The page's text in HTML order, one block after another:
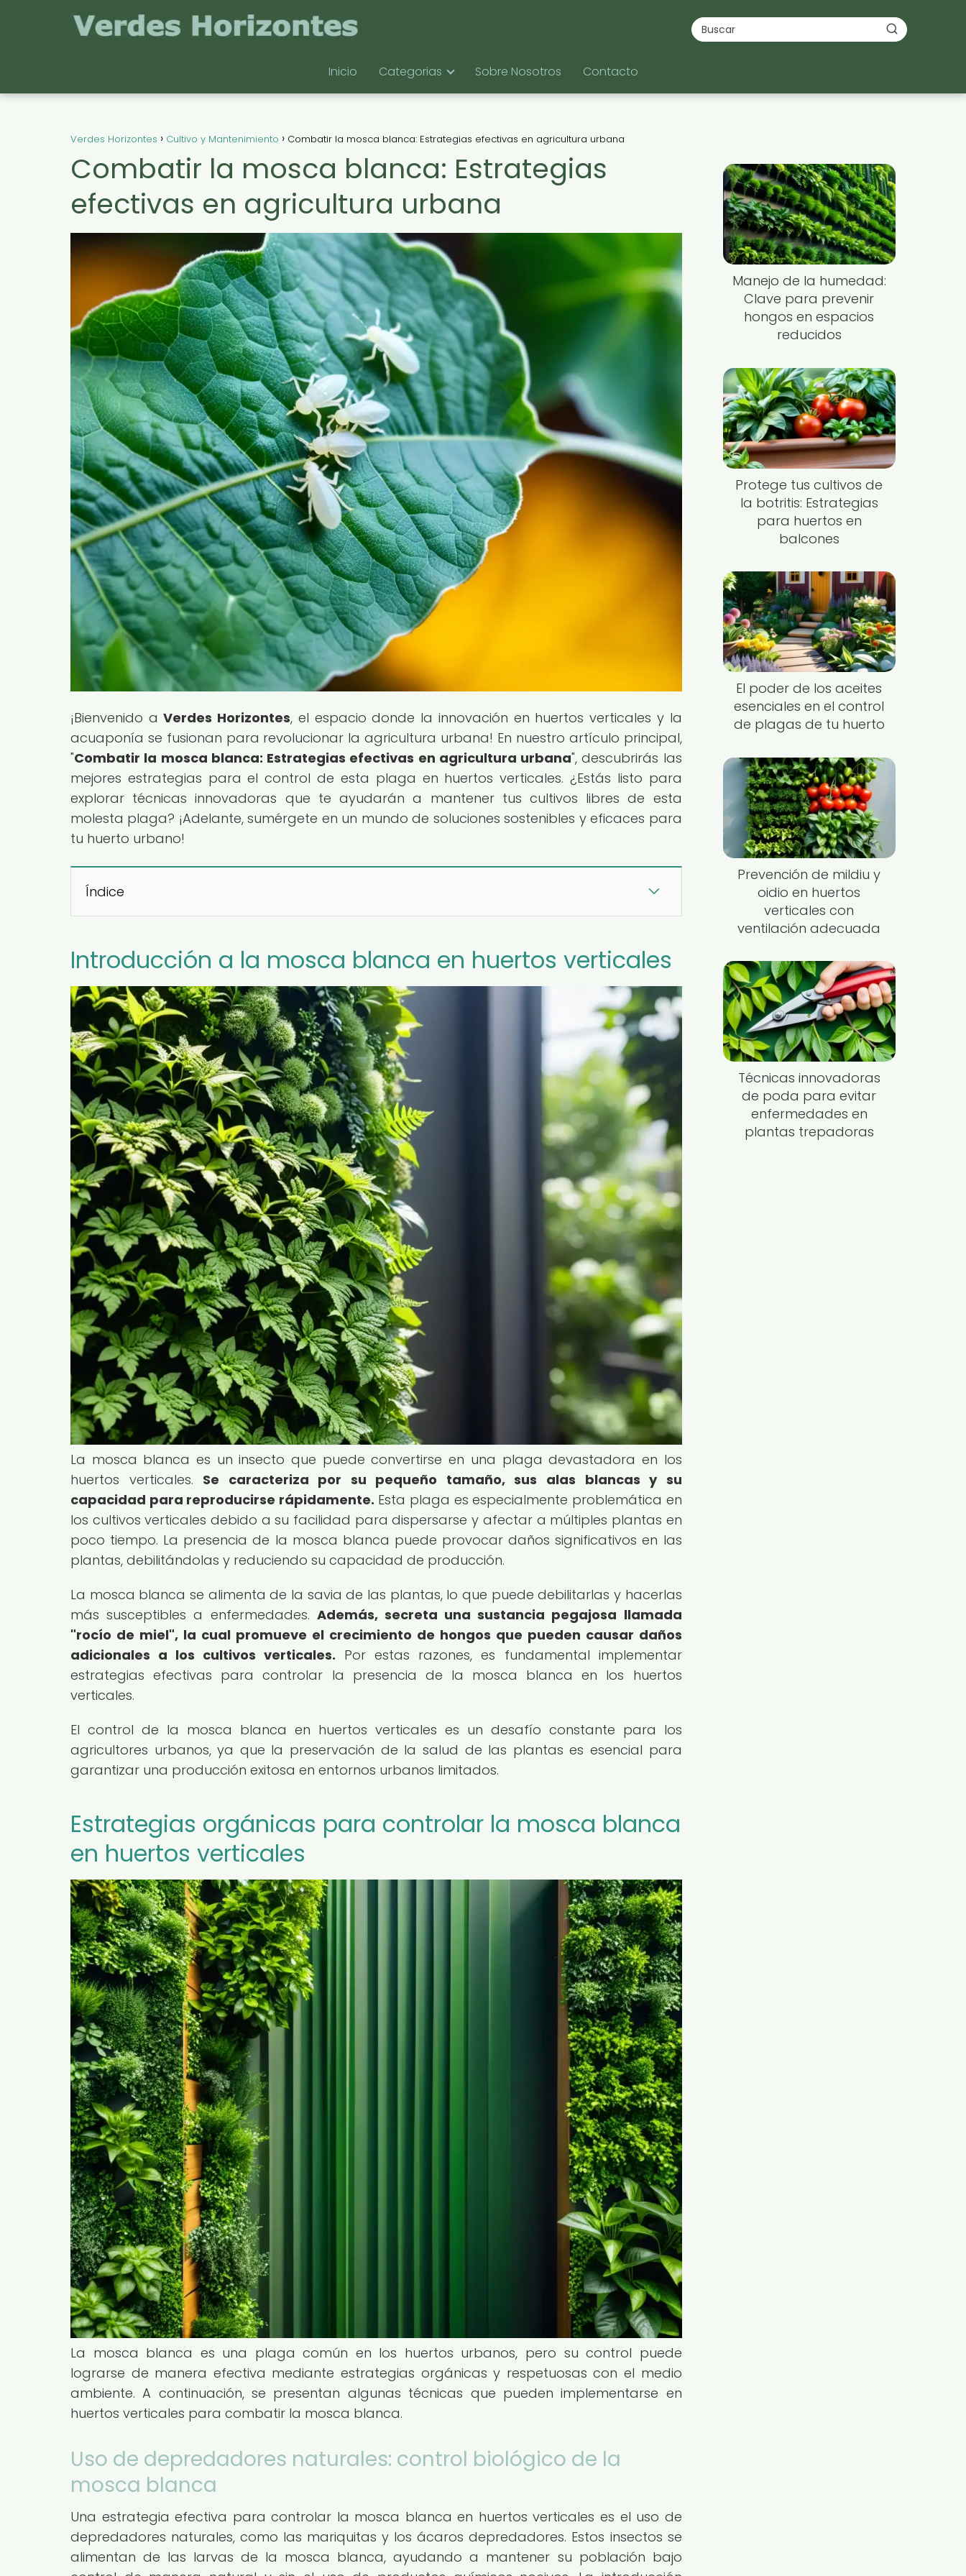
Inicio Categorias Sobre Nosotros Contacto
Verdes Horizontes Cultivo y Mantenimiento Combatir la mosca blanca: Estrategias efectivas en agricultura urbana
Combatir la mosca blanca: Estrategias
efectivas en agricultura urbana
¡Bienvenido aVerdes Horizontes, el espacio donde la innovación en huertos verticales y la
acuaponía se fusionan para revolucionar la agricultura urbana! En nuestro artículo principal,
"Combatir la mosca blanca: Estrategias efectivas en agricultura urbana", descubrirás las
mejores estrategias para el control de esta plaga en huertos verticales. ¿Estás listo para
explorar técnicas innovadoras que te ayudarán a mantener tus cultivos libres de esta
molesta plaga? ¡Adelante, sumérgete en un mundo de soluciones sostenibles y eficaces para
tu huerto urbano!
Índice
Introducción a la mosca blanca en huertos verticales
La mosca blanca es un insecto que puede convertirse en una plaga devastadora en los
huertos verticales. Se caracteriza por su pequeño tamaño, sus alas blancas y su
capacidad para reproducirse rápidamente. Esta plaga es especialmente problemática en
los cultivos verticales debido a su facilidad para dispersarse y afectar a múltiples plantas en
poco tiempo. La presencia de la mosca blanca puede provocar daños significativos en las
plantas, debilitándolas y reduciendo su capacidad de producción.
La mosca blanca se alimenta de la savia de las plantas, lo que puede debilitarlas y hacerlas
más susceptibles a enfermedades. Además, secreta una sustancia pegajosa llamada
"rocío de miel", la cual promueve el crecimiento de hongos que pueden causar daños
adicionales a los cultivos verticales. Por estas razones, es fundamental implementar
estrategias efectivas para controlar la presencia de la mosca blanca en los huertos
verticales.
El control de la mosca blanca en huertos verticales es un desafío constante para los
agricultores urbanos, ya que la preservación de la salud de las plantas es esencial para
garantizar una producción exitosa en entornos urbanos limitados.
Estrategias orgánicas para controlar la mosca blanca
en huertos verticales
La mosca blanca es una plaga común en los huertos urbanos, pero su control puede
lograrse de manera efectiva mediante estrategias orgánicas y respetuosas con el medio
ambiente. A continuación, se presentan algunas técnicas que pueden implementarse en
huertos verticales para combatir la mosca blanca.
Uso de depredadores naturales: control biológico de la
mosca blanca
Una estrategia efectiva para controlar la mosca blanca en huertos verticales es el uso de
depredadores naturales, como las mariquitas y los ácaros depredadores. Estos insectos se
alimentan de las larvas de la mosca blanca, ayudando a mantener su población bajo
Manejo de la humedad:
Clave para prevenir
hongos en espacios
reducidos
Protege tus cultivos de
la botritis: Estrategias
para huertos en
balcones
El poder de los aceites
esenciales en el control
de plagas de tu huerto
Prevención de mildiu y
oidio en huertos
verticales con
ventilación adecuada
Técnicas innovadoras
de poda para evitar
enfermedades en
plantas trepadoras